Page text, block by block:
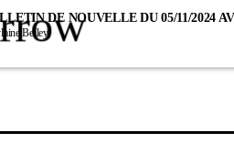
DE NOUVELLE DU 05/11/2024
Belley